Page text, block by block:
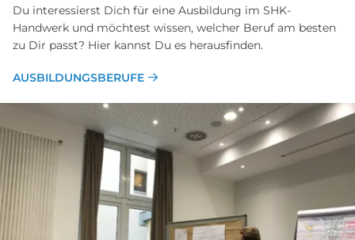
Du interessierst Dich für eine Ausbildung im SHK-
Handwerk und möchtest wissen, welcher Beruf am besten
zu Dir passt? Hier kannst Du es herausfinden.
AUSBILDUNGSBERUFE